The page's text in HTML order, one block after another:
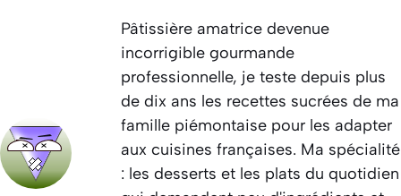
Pâtissière amatrice devenue
incorrigible gourmande
professionnelle, je teste depuis plus
de dix ans les recettes sucrées de ma
famille piémontaise pour les adapter
aux cuisines françaises. Ma spécialité
: les desserts et les plats du quotidien